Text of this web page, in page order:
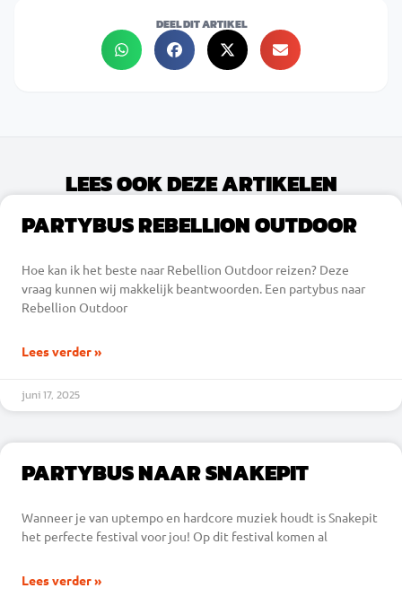
DEEL DIT ARTIKEL
LEES OOK DEZE ARTIKELEN
PARTYBUS REBELLION OUTDOOR
Hoe kan ik het beste naar Rebellion Outdoor reizen? Deze
vraag kunnen wij makkelijk beantwoorden. Een partybus naar
Rebellion Outdoor
Lees verder »
juni 17, 2025
PARTYBUS NAAR SNAKEPIT
Wanneer je van uptempo en hardcore muziek houdt is Snakepit
het perfecte festival voor jou! Op dit festival komen al
Lees verder »